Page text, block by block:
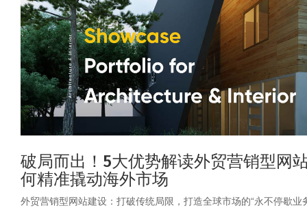
破局而出！5大优势解读外贸营销型网
何精准撬动海外市场
外贸营销型网站建设：打破传统局限，打造全球市场的“永不停歇业